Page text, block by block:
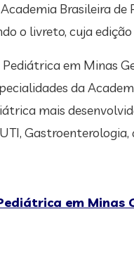
Brasileira
o livreto, cuja
em Minas
da
mais
Gastroenterologia,
em Minas